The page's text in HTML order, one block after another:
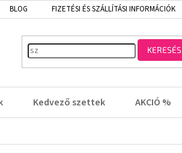
BLOG FIZETÉSI ÉS SZÁLLÍTÁSI INFORMÁCIÓK
KERESÉS
Kedvező szettek AKCIÓ %